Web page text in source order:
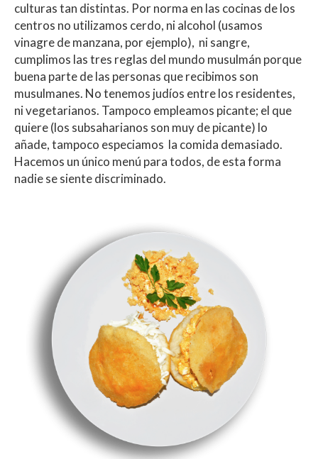
culturas tan distintas. Por norma en las cocinas de los
centros no utilizamos cerdo, ni alcohol (usamos
vinagre de manzana, por ejemplo), ni sangre,
cumplimos las tres reglas del mundo musulmán porque
buena parte de las personas que recibimos son
musulmanes. No tenemos judíos entre los residentes,
ni vegetarianos. Tampoco empleamos picante; el que
quiere (los subsaharianos son muy de picante) lo
añade, tampoco especiamos la comida demasiado.
Hacemos un único menú para todos, de esta forma
nadie se siente discriminado.